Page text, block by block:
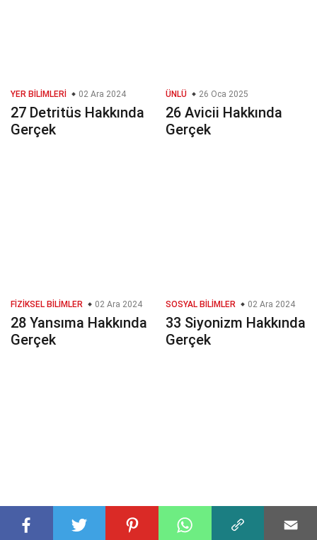
YER BILIMLERI 02 Ara 2024
27 Detritüs Hakkında
Gerçek
ÜNLÜ 26 Oca 2025
26 Avicii Hakkında
Gerçek
FIZIKSEL BILIMLER 02 Ara 2024
28 Yansıma Hakkında
Gerçek
SOSYAL BILIMLER 02 Ara 2024
33 Siyonizm Hakkında
Gerçek
38 Bumerang 29 Hayalet Dansı